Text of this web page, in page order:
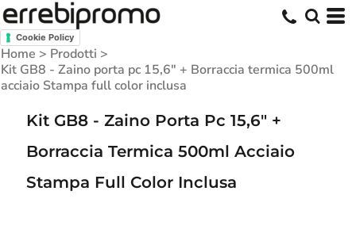
Cookie Policy
Home > Prodotti >
Kit GB8 - Zaino porta pc 15,6" + Borraccia termica 500ml
acciaio Stampa full color inclusa
Kit GB8 - Zaino Porta Pc 15,6" +
Borraccia Termica 500ml Acciaio
Stampa Full Color Inclusa